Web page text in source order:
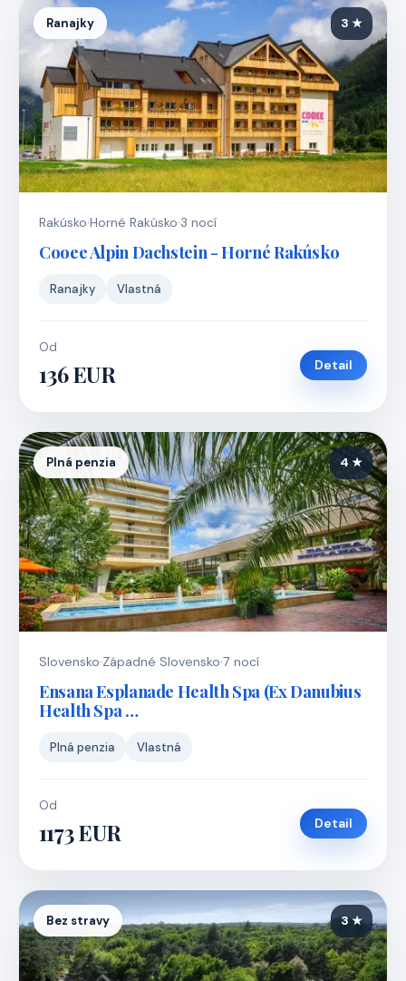
Ranajky 3 ★
Rakúsko·Horné Rakúsko·3 nocí
Cooee Alpin Dachstein - Horné Rakúsko
Ranajky Vlastná
Od
136 EUR Detail
Plná penzia 4 ★
Slovensko·Západné Slovensko·7 nocí
Ensana Esplanade Health Spa (Ex Danubius
Health Spa …
Plná penzia Vlastná
Od
1173 EUR Detail
Bez stravy 3 ★